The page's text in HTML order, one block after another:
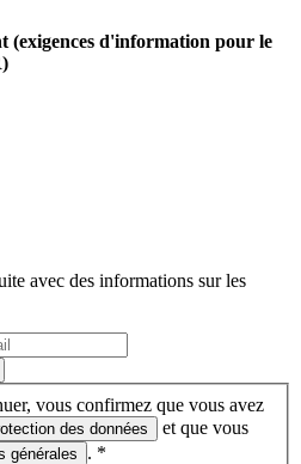
(exigences d'information pour le
avec des informations sur les
vous confirmez que vous avez
des données
et que vous
générales . *